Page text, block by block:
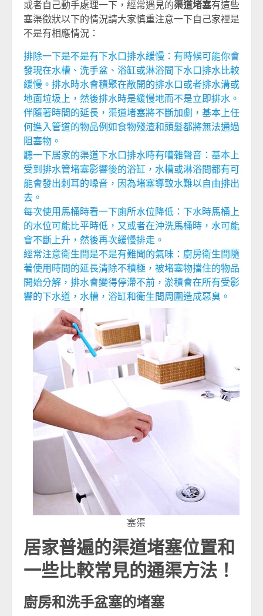
或者自己動手處理一下，經常遇見的渠道堵塞有這些
塞渠徵狀以下的情況請大家慎重注意一下自己家裡是
不是有相應情況：
排除一下是不是有下水口排水緩慢：有時候可能你會
發現在水槽、洗手盆、浴缸或淋浴間下水口排水比較
緩慢。排水時水會積聚在敞開的排水口或者排水溝或
地面垃圾上，然後排水時是緩慢地而不是立即排水。
伴隨著時間的延長，渠道堵塞將不斷加劇，基本上任
何進入管道的物品例如食物殘渣和頭髮都將無法通過
阻塞物。
聽一下居家的渠道下水口排水時有嘈雜聲音：基本上
受到排水管堵塞影響後的浴缸，水槽或淋浴間都有可
能會發出刺耳的噪音，因為堵塞導致水難以自由排出
去。
每次使用馬桶時看一下廁所水位降低：下水時馬桶上
的水位可能比平時低，又或者在沖洗馬桶時，水可能
會不斷上升，然後再次緩慢排走。
經常注意衛生間是不是有難聞的氣味：廚房衛生間隨
著使用時間的延長清除不積極，被堵塞物擋住的物品
開始分解，排水會變得停滯不前，淤積會在所有受影
響的下水道，水槽，浴缸和衛生間周圍造成惡臭。
塞渠
居家普遍的渠道堵塞位置和
一些比較常見的通渠方法！
廚房和洗手盆塞的堵塞